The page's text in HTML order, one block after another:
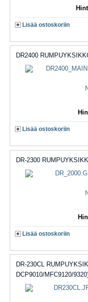
Lisää ostoskoriin
DR2400
Lisää ostoskoriin
DR-2300
Lisää ostoskoriin
DR-230CL
DCP9010/MFC9120/